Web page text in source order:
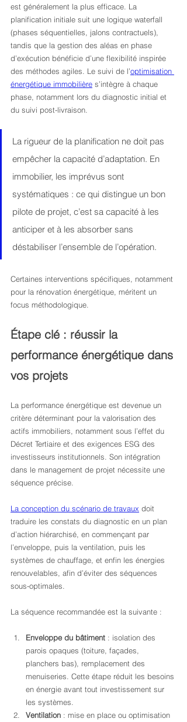
est généralement la plus efficace. La
planification initiale suit une logique waterfall
(phases séquentielles, jalons contractuels),
tandis que la gestion des aléas en phase
d’exécution bénéficie d’une flexibilité inspirée
des méthodes agiles. Le suivi de l’optimisation
énergétique immobilière s’intègre à chaque
phase, notamment lors du diagnostic initial et
du suivi post-livraison.
La rigueur de la planification ne doit pas
empêcher la capacité d’adaptation. En
immobilier, les imprévus sont
systématiques : ce qui distingue un bon
pilote de projet, c’est sa capacité à les
anticiper et à les absorber sans
déstabiliser l’ensemble de l’opération.
Certaines interventions spécifiques, notamment
pour la rénovation énergétique, méritent un
focus méthodologique.
Étape clé : réussir la
performance énergétique dans
vos projets
La performance énergétique est devenue un
critère déterminant pour la valorisation des
actifs immobiliers, notamment sous l’effet du
Décret Tertiaire et des exigences ESG des
investisseurs institutionnels. Son intégration
dans le management de projet nécessite une
séquence précise.
La conception du scénario de travaux doit
traduire les constats du diagnostic en un plan
d’action hiérarchisé, en commençant par
l’enveloppe, puis la ventilation, puis les
systèmes de chauffage, et enfin les énergies
renouvelables, afin d’éviter des séquences
sous-optimales.
La séquence recommandée est la suivante :
Enveloppe du bâtiment : isolation des
parois opaques (toiture, façades,
planchers bas), remplacement des
menuiseries. Cette étape réduit les besoins
en énergie avant tout investissement sur
les systèmes.
Ventilation : mise en place ou optimisation